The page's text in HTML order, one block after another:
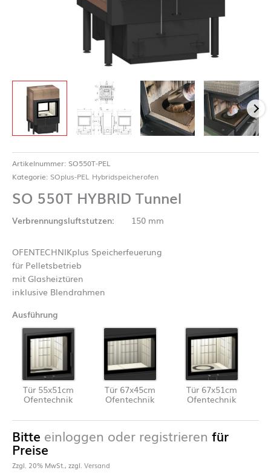
Artikelnummer: SO550T-PEL
Kategorie: SOplus-PEL Hybridspeicherofen
SO 550T HYBRID Tunnel
Verbrennungsluftstutzen: 150 mm
OFENTECHNIKplus Speicherfeuerung
für Pelletsbetrieb
mit Glasheiztüren
inklusive Blendrahmen
Ausführung
Tür 55x51cm
Ofentechnik
Tür 67x45cm
Ofentechnik
Tür 67x51cm
Ofentechnik
Bitte einloggen oder registrieren für
Preise
Zzgl. 20% MwSt., zzgl. Versand